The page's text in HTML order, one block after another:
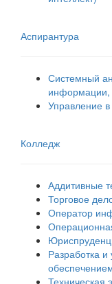
Аспирантура
Системный
информации,
Управление
Колледж
Аддитивные
Торговое
Оператор
Разработка
Техническая